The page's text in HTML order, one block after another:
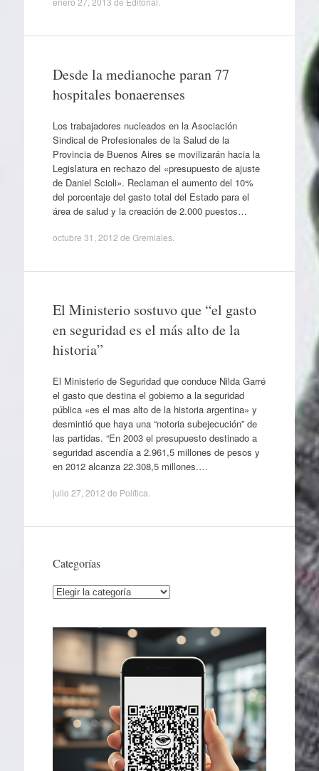
Desde la medianoche paran 77
hospitales bonaerenses
Los trabajadores nucleados en la Asociación
Sindical de Profesionales de la Salud de la
Provincia de Buenos Aires se movilizarán hacia la
Legislatura en rechazo del «presupuesto de ajuste
de Daniel Scioli». Reclaman el aumento del 10%
del porcentaje del gasto total del Estado para el
área de salud y la creación de 2.000 puestos…
octubre 31, 2012 de Gremiales.
El Ministerio sostuvo que “el gasto
en seguridad es el más alto de la
historia”
El Ministerio de Seguridad que conduce Nilda Garré
el gasto que destina el gobierno a la seguridad
pública «es el mas alto de la historia argentina» y
desmintió que haya una “notoria subejecución” de
las partidas. “En 2003 el presupuesto destinado a
seguridad ascendía a 2.961,5 millones de pesos y
en 2012 alcanza 22.308,5 millones.…
julio 27, 2012 de Política
Categorías
Categorías